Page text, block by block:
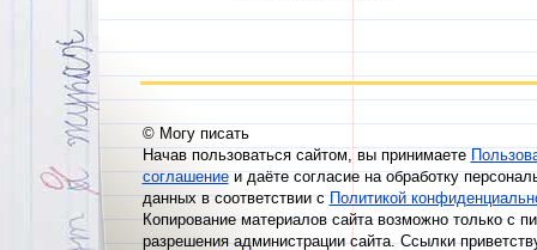
© Могу писать
Начав пользоваться сайтом, вы принимаете
соглашениеи даёте согласие на обработку
данных в соответствии сПолитикой
Копирование материалов сайта возможно только с
разрешения администрации сайта. Ссылки